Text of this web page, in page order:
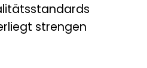
strengen